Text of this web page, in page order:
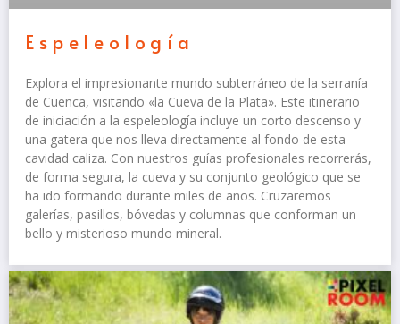
Espeleología
Explora el impresionante mundo subterráneo de la serranía
de Cuenca, visitando «la Cueva de la Plata». Este itinerario
de iniciación a la espeleología incluye un corto descenso y
una gatera que nos lleva directamente al fondo de esta
cavidad caliza. Con nuestros guías profesionales recorrerás,
de forma segura, la cueva y su conjunto geológico que se
ha ido formando durante miles de años. Cruzaremos
galerías, pasillos, bóvedas y columnas que conforman un
bello y misterioso mundo mineral.